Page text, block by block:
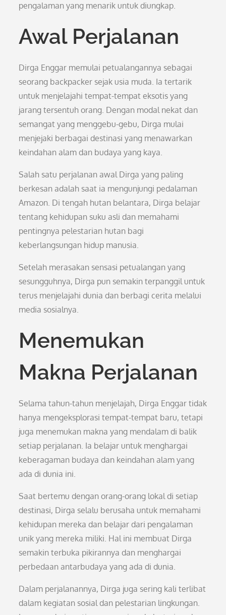
pengalaman yang menarik untuk diungkap.
Awal Perjalanan
Dirga Enggar memulai petualangannya sebagai
seorang backpacker sejak usia muda. Ia tertarik
untuk menjelajahi tempat-tempat eksotis yang
jarang tersentuh orang. Dengan modal nekat dan
semangat yang menggebu-gebu, Dirga mulai
menjejaki berbagai destinasi yang menawarkan
keindahan alam dan budaya yang kaya.
Salah satu perjalanan awal Dirga yang paling
berkesan adalah saat ia mengunjungi pedalaman
Amazon. Di tengah hutan belantara, Dirga belajar
tentang kehidupan suku asli dan memahami
pentingnya pelestarian hutan bagi
keberlangsungan hidup manusia.
Setelah merasakan sensasi petualangan yang
sesungguhnya, Dirga pun semakin terpanggil untuk
terus menjelajahi dunia dan berbagi cerita melalui
media sosialnya.
Menemukan
Makna Perjalanan
Selama tahun-tahun menjelajah, Dirga Enggar tidak
hanya mengeksplorasi tempat-tempat baru, tetapi
juga menemukan makna yang mendalam di balik
setiap perjalanan. Ia belajar untuk menghargai
keberagaman budaya dan keindahan alam yang
ada di dunia ini.
Saat bertemu dengan orang-orang lokal di setiap
destinasi, Dirga selalu berusaha untuk memahami
kehidupan mereka dan belajar dari pengalaman
unik yang mereka miliki. Hal ini membuat Dirga
semakin terbuka pikirannya dan menghargai
perbedaan antarbudaya yang ada di dunia.
Dalam perjalanannya, Dirga juga sering kali terlibat
dalam kegiatan sosial dan pelestarian lingkungan.